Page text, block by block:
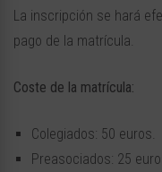
La inscripción se hará
pago de la matrícula.
Coste de la matrícula:
Colegiados: 50 euros.
Preasociados: 25